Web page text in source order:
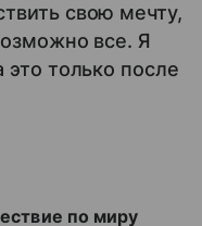
свою мечту,
все. Я
только после
по миру